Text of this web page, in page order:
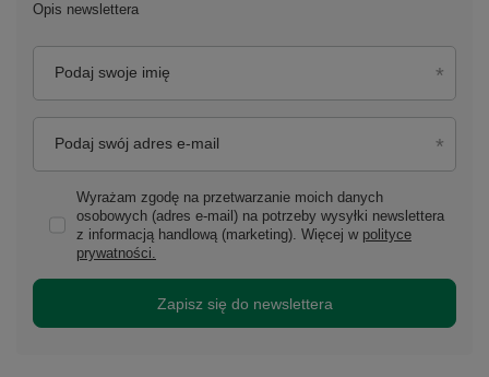
Opis newslettera
Podaj swoje imię
Podaj swój adres e-mail
Wyrażam zgodę na przetwarzanie moich danych
osobowych (adres e-mail) na potrzeby wysyłki newslettera
z informacją handlową (marketing). Więcej w polityce
prywatności.
Zapisz się do newslettera